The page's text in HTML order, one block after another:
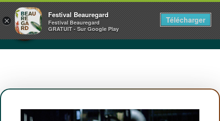
Panneau de gestion des cookies
CHÂTEAU DE BEAUREGARD
NORMANDIE
1+2.3.4.5 JUILLET 2026
×
Festival Beauregard
Festival Beauregard
GRATUIT - Sur Google Play
Télécharger